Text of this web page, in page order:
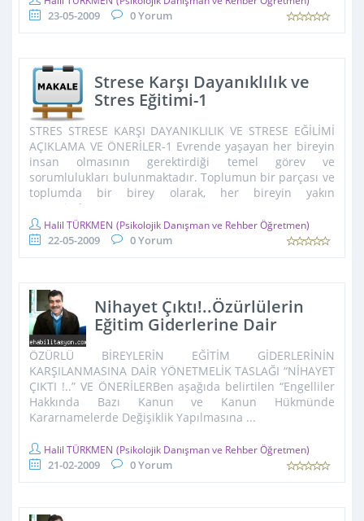
23-05-2009 0 Yorum
Strese Karşı Dayanıklılık ve
Stres Eğitimi-1
STRES STRESE KARŞI DAYANIKLILIK VE STRESE EĞİLİMİ
AÇIKLAMA VE ÖNERİLER-1 Evrende yaşayan her bireyin
insan olmasının gerektirdiği temel görev ve
sorumlulukları bulunmaktadır. Toplumun bir parçası ve
toplumda bir birey olarak, her bireyin yakın
çevresinden ...
Halil TÜRKMEN (Psikolojik Danışman ve Rehber Öğretmen)
22-05-2009 0 Yorum
Nihayet Çıktı!..Özürlülerin
Eğitim Giderlerine Dair
Yönetmelik Taslağı ve
Eleştirilerim
ÖZÜRLÜ BİREYLERİN EĞİTİM GİDERLERİNİN
KARŞILANMASINA DAİR YÖNETMELİK TASLAĞI “NİHAYET
ÇIKTI !..” VE ÖNERİLERBen aşağıda belirtilen “Engelliler
Hakkında Bazı Kanun ve Kanun Hükmünde
Kararnamelerde Değişiklik Yapılmasına ...
Halil TÜRKMEN (Psikolojik Danışman ve Rehber Öğretmen)
21-02-2009 0 Yorum